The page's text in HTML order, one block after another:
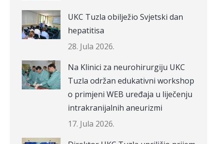
UKC Tuzla obilježio Svjetski dan
hepatitisa
28. Jula 2026.
Na Klinici za neurohirurgiju UKC
Tuzla održan edukativni workshop
o primjeni WEB uređaja u liječenju
intrakranijalnih aneurizmi
17. Jula 2026.